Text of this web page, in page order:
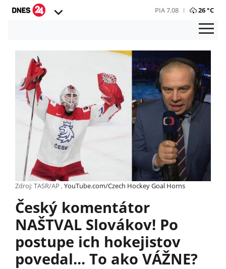
PIA 7.08 26 °C
Zdroj: TASR/AP ,YouTube.com/Czech Hockey Goal Horns
Český komentátor
NAŠTVAL Slovákov! Po
postupe ich hokejistov
povedal... To ako VÁŽNE?